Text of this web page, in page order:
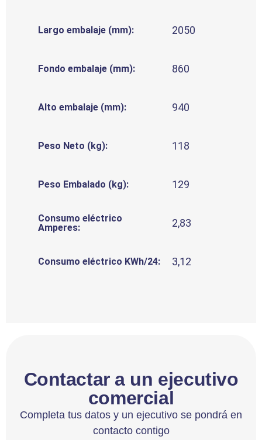
Largo embalaje (mm): 2050
Fondo embalaje (mm): 860
Alto embalaje (mm): 940
Peso Neto (kg): 118
Peso Embalado (kg): 129
Consumo eléctrico
Amperes:
2,83
Consumo eléctrico KWh/24: 3,12
Contactar a un ejecutivo
comercial
Completa tus datos y un ejecutivo se pondrá en
contacto contigo